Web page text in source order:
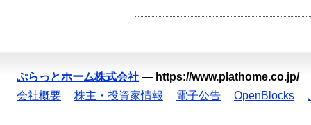
ぷらっとホーム株式会社 — https://www.plathome.co.jp/
会社概要
株主・投資家情報 電子公告 OpenBlocks